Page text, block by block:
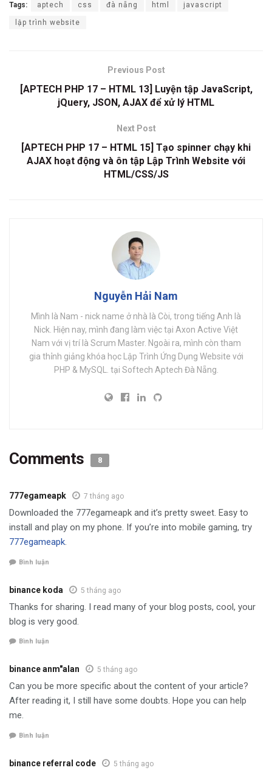
Tags: aptech css đà nẵng html javascript
lập trình website
Previous Post
[APTECH PHP 17 – HTML 13] Luyện tập JavaScript,
jQuery, JSON, AJAX để xử lý HTML
Next Post
[APTECH PHP 17 – HTML 15] Tạo spinner chạy khi
AJAX hoạt động và ôn tập Lập Trình Website với
HTML/CSS/JS
Nguyễn Hải Nam
Mình là Nam - nick name ở nhà là Còi, trong tiếng Anh là
Nick. Hiện nay, mình đang làm việc tại Axon Active Việt
Nam với vị trí là Scrum Master. Ngoài ra, mình còn tham
gia thỉnh giảng khóa học Lập Trình Ứng Dụng Website với
PHP & MySQL. tại Softech Aptech Đà Nẵng.
Comments 8
777egameapk 7 tháng ago
Downloaded the 777egameapk and it’s pretty sweet. Easy to
install and play on my phone. If you’re into mobile gaming, try
777egameapk.
Bình luận
binance koda 5 tháng ago
Thanks for sharing. I read many of your blog posts, cool, your
blog is very good.
Bình luận
binance anm"alan 5 tháng ago
Can you be more specific about the content of your article?
After reading it, I still have some doubts. Hope you can help
me.
Bình luận
binance referral code 5 tháng ago